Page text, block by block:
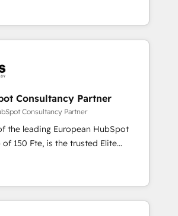
onboardings and 2,000+
• Deep expertise across marketing,
We work with your teams to
challenges and improve user
process and marketing results.
and optimising your
🔌 Integrating HubSpot
🎓 Training your teams to be
Lead generation services using
Onboarding , Data
Integration & Platform
Consultancy Partner
Consultancy Partner
the leading European HubSpot
is the trusted Elite
offering you a roadmap on
and achieving Commercial
our targeted processes, we
digital transformation and minimize